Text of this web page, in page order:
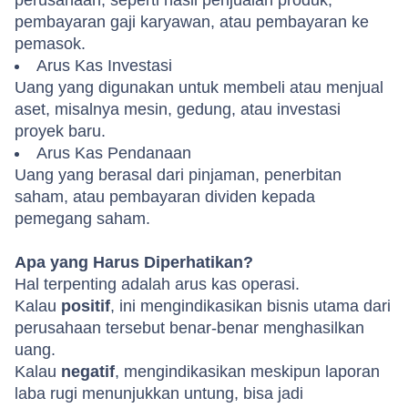
pembayaran gaji karyawan, atau pembayaran ke
pemasok.
Arus Kas Investasi
Uang yang digunakan untuk membeli atau menjual
aset, misalnya mesin, gedung, atau investasi
proyek baru.
Arus Kas Pendanaan
Uang yang berasal dari pinjaman, penerbitan
saham, atau pembayaran dividen kepada
pemegang saham.
Apa yang Harus Diperhatikan?
Hal terpenting adalah arus kas operasi.
Kalau positif, ini mengindikasikan bisnis utama dari
perusahaan tersebut benar-benar menghasilkan
uang.
Kalau negatif, mengindikasikan meskipun laporan
laba rugi menunjukkan untung, bisa jadi